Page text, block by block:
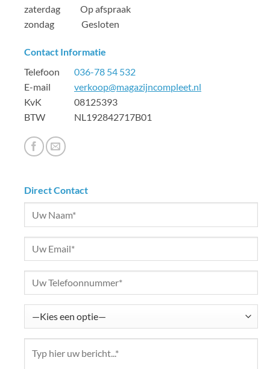
zaterdag Op afspraak
zondag Gesloten
Contact Informatie
Telefoon 036-78 54 532
E-mail verkoop@magazijncompleet.nl
KvK 08125393
BTW NL192842717B01
Direct Contact